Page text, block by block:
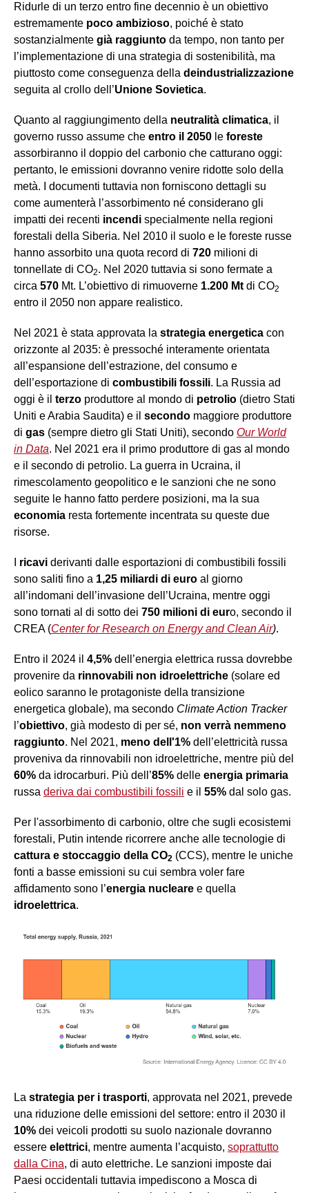
Ridurle di un terzo entro fine decennio è un obiettivo
estremamente poco ambizioso, poiché è stato
sostanzialmente già raggiunto da tempo, non tanto per
l’implementazione di una strategia di sostenibilità, ma
piuttosto come conseguenza della deindustrializzazione
seguita al crollo dell’Unione Sovietica.
Quanto al raggiungimento della neutralità climatica, il
governo russo assume che entro il 2050 le foreste
assorbiranno il doppio del carbonio che catturano oggi:
pertanto, le emissioni dovranno venire ridotte solo della
metà. I documenti tuttavia non forniscono dettagli su
come aumenterà l’assorbimento né considerano gli
impatti dei recenti incendi specialmente nella regioni
forestali della Siberia. Nel 2010 il suolo e le foreste russe
hanno assorbito una quota record di 720 milioni di
tonnellate di CO2. Nel 2020 tuttavia si sono fermate a
circa 570 Mt. L’obiettivo di rimuoverne 1.200 Mtdi CO2
entro il 2050 non appare realistico.
Nel 2021 è stata approvata la strategia energetica con
orizzonte al 2035: è pressoché interamente orientata
all’espansione dell’estrazione, del consumo e
dell’esportazione di combustibili fossili. La Russia ad
oggi è il terzo produttore al mondo di petrolio (dietro Stati
Uniti e Arabia Saudita) e il secondo maggiore produttore
di gas (sempre dietro gli Stati Uniti), secondo Our World
in Data. Nel 2021 era il primo produttore di gas al mondo
e il secondo di petrolio. La guerra in Ucraina, il
rimescolamento geopolitico e le sanzioni che ne sono
seguite le hanno fatto perdere posizioni, ma la sua
economia resta fortemente incentrata su queste due
risorse.
ricavi derivanti dalle esportazioni di combustibili fossili
sono saliti fino a 1,25 miliardi di euro al giorno
all’indomani dell’invasione dell’Ucraina, mentre oggi
sono tornati al di sotto dei 750 milioni di euro, secondo il
CREA (Center for Research on Energy and Clean Air).
Entro il 2024 il 4,5% dell’energia elettrica russa dovrebbe
provenire da rinnovabili non idroelettriche (solare ed
eolico saranno le protagoniste della transizione
energetica globale), ma secondo Climate Action Tracker
l’obiettivo, già modesto di per sé, non verrà nemmeno
raggiunto. Nel 2021, meno dell'1% dell’elettricità russa
proveniva da rinnovabili non idroelettriche, mentre più del
60% da idrocarburi. Più dell’85% delle energia primaria
russa deriva dai combustibili fossili e il 55% dal solo gas.
Per l'assorbimento di carbonio, oltre che sugli ecosistemi
forestali, Putin intende ricorrere anche alle tecnologie di
cattura e stoccaggio della CO2 (CCS), mentre le uniche
fonti a basse emissioni su cui sembra voler fare
affidamento sono l’energia nucleare e quella
idroelettrica.
La strategia per i trasporti, approvata nel 2021, prevede
una riduzione delle emissioni del settore: entro il 2030 il
10% dei veicoli prodotti su suolo nazionale dovranno
essere elettrici, mentre aumenta l’acquisto, soprattutto
dalla Cina, di auto elettriche. Le sanzioni imposte dai
Paesi occidentali tuttavia impediscono a Mosca di